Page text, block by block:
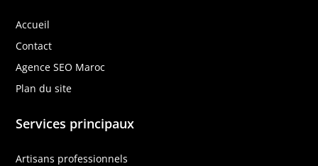
Accueil
Contact
Agence SEO Maroc
Plan du site
Services principaux
Artisans professionnels